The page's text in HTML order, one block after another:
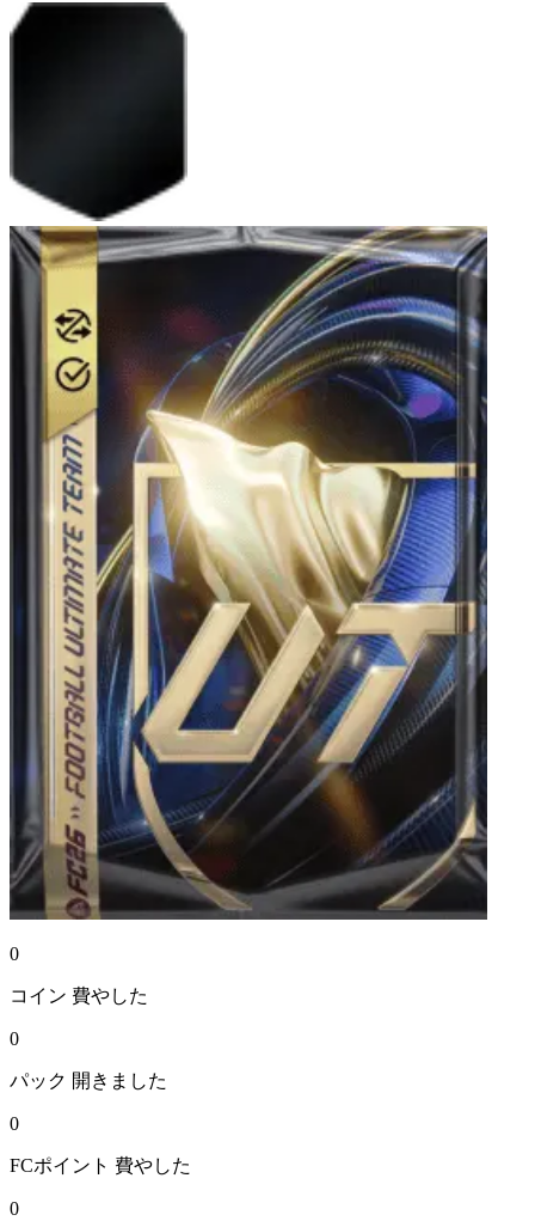
0
コイン 費やした
0
パック 開きました
0
FCポイント 費やした
0